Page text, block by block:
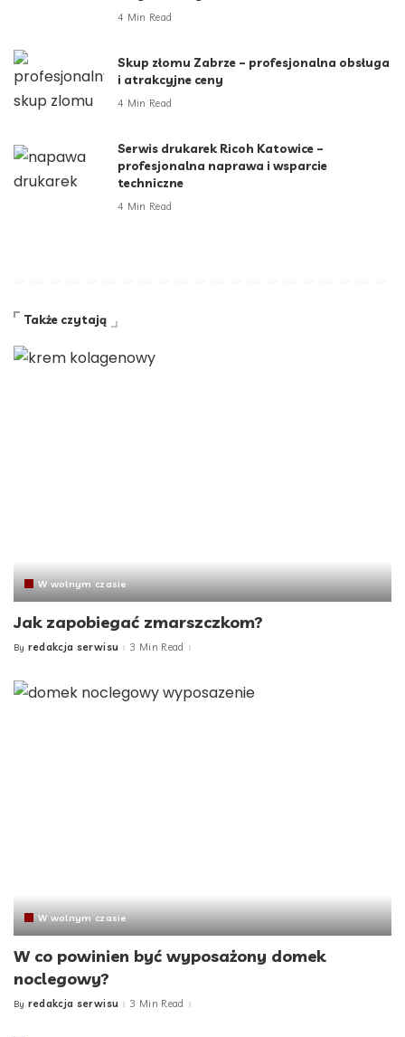
4 Min Read
Skup złomu Zabrze – profesjonalna obsługa
i atrakcyjne ceny
4 Min Read
Serwis drukarek Ricoh Katowice –
profesjonalna naprawa i wsparcie
techniczne
4 Min Read
Także czytają
W wolnym czasie
Jak zapobiegać zmarszczkom?
Posted
By redakcja serwisu 3 Min Read
W wolnym czasie
W co powinien być wyposażony domek
noclegowy?
Posted
By redakcja serwisu 3 Min Read